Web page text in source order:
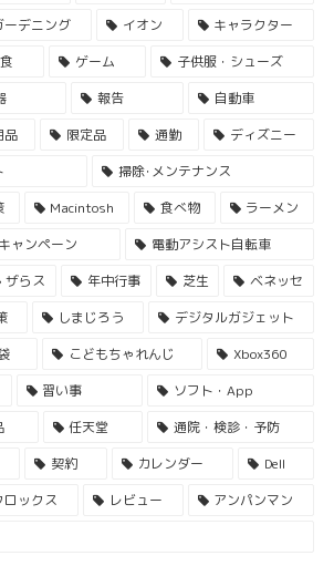
ーデニング イオン
キャラクター
ゲーム
子供服・シューズ
報告
自動車
品
限定品 通勤
ディズニー
掃除･メンテナンス
Macintosh 食べ物
ラーメン
キャンペーン
電動アシスト自転車
ザらス 年中行事 芝生
ベネッセ
しまじろう
デジタルガジェット
こどもちゃれんじ
Xbox360
習い事
ソフト・App
任天堂
通院・検診・予防
契約 カレンダー
Dell
ロックス レビュー
アンパンマン